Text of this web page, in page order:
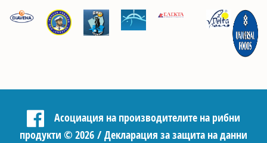
Асоциация на производителите на рибни
продукти © 2026 / Декларация за защита на данни